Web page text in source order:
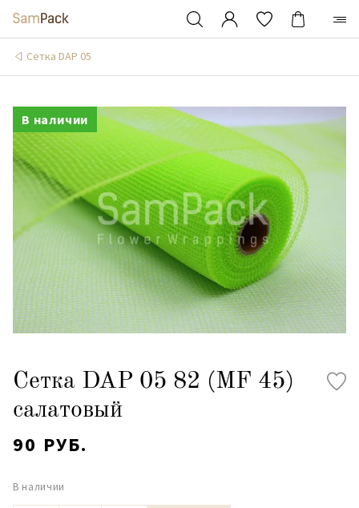
Сетка DAP 05
В наличии
Сетка DAP 05 82 (MF 45)
салатовый
90 РУБ.
В наличии